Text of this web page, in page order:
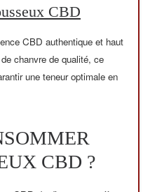
CBD
CBD authentique et haut
chanvre de qualité, ce
une teneur optimale en
CBD ?